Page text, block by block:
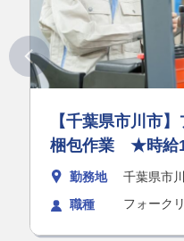
【千葉県市川市
梱包作業 ★時
いOK♪
勤務地 千葉県市
職種 フォーク